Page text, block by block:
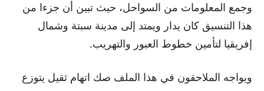
وجمع المعلومات من السواحل، حيث تبين أن جزءا من
هذا التنسيق كان يدار ويمتد إلى مدينة سبتة وشمال
إفريقيا لتأمين خطوط العبور والتهريب.
ويواجه الملاحقون في هذا الملف صك اتهام ثقيل يتوزع